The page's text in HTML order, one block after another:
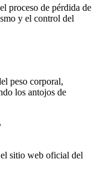
proceso de pérdida de
y el control del
peso corporal,
los antojos de
sitio web oficial del